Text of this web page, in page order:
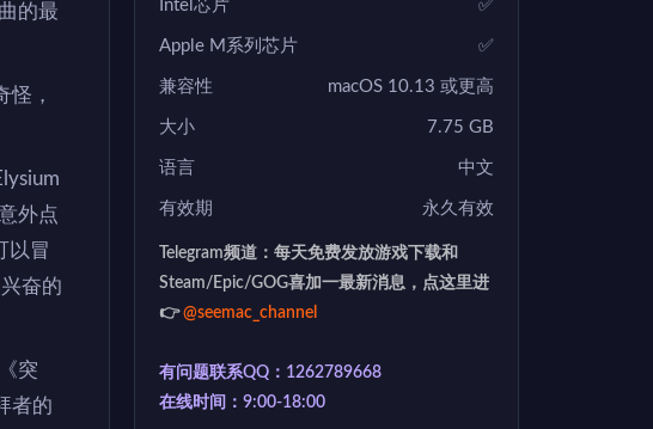
的最
怪，
外点
以冒
奋的
突
者的
Intel芯片 ✅
Apple M系列芯片 ✅
兼容性 macOS 10.13 或更高
大小 7.75 GB
语言 中文
有效期 永久有效
Telegram频道：每天免费发放游戏下载和
Steam/Epic/GOG喜加一最新消息，点这里进
👉@seemac_channel
有问题联系QQ：1262789668
在线时间：9:00-18:00